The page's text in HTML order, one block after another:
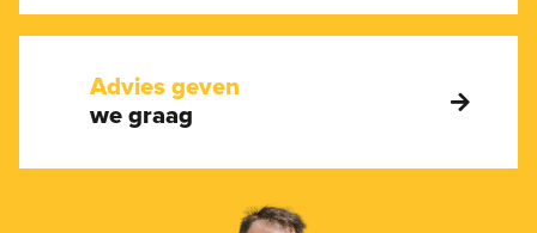
Advies geven
we graag